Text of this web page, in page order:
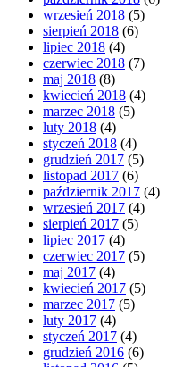
wrzesień 2018 (5)
sierpień 2018 (6)
lipiec 2018 (4)
czerwiec 2018 (7)
maj 2018 (8)
kwiecień 2018 (4)
marzec 2018 (5)
luty 2018 (4)
styczeń 2018 (4)
grudzień 2017 (5)
listopad 2017 (6)
październik 2017 (4)
wrzesień 2017 (4)
sierpień 2017 (5)
lipiec 2017 (4)
czerwiec 2017 (5)
maj 2017 (4)
kwiecień 2017 (5)
marzec 2017 (5)
luty 2017 (4)
styczeń 2017 (4)
grudzień 2016 (6)